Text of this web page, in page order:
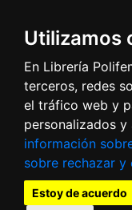
Utilizamos
En Librería
terceros, redes
el tráfico web y
personalizados y
información
sobre rechazar y
Estoy de acuerdo